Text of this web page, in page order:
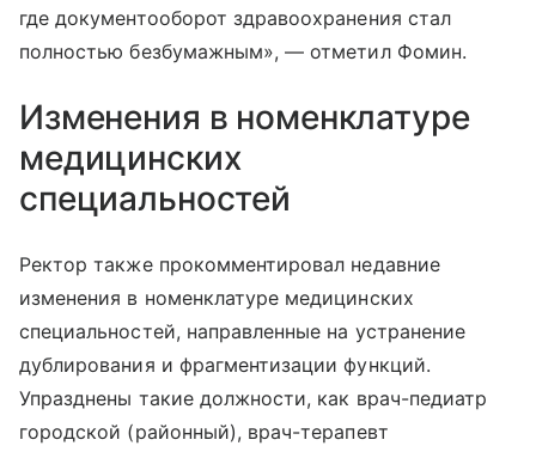
где документооборот здравоохранения стал
полностью безбумажным», — отметил Фомин.
Изменения в номенклатуре
медицинских
специальностей
Ректор также прокомментировал недавние
изменения в номенклатуре медицинских
специальностей, направленные на устранение
дублирования и фрагментизации функций.
Упразднены такие должности, как врач-педиатр
городской (районный), врач-терапевт